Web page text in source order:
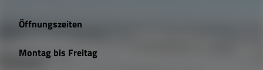
e
L
Öffnungszeiten
Montag bis Freitag